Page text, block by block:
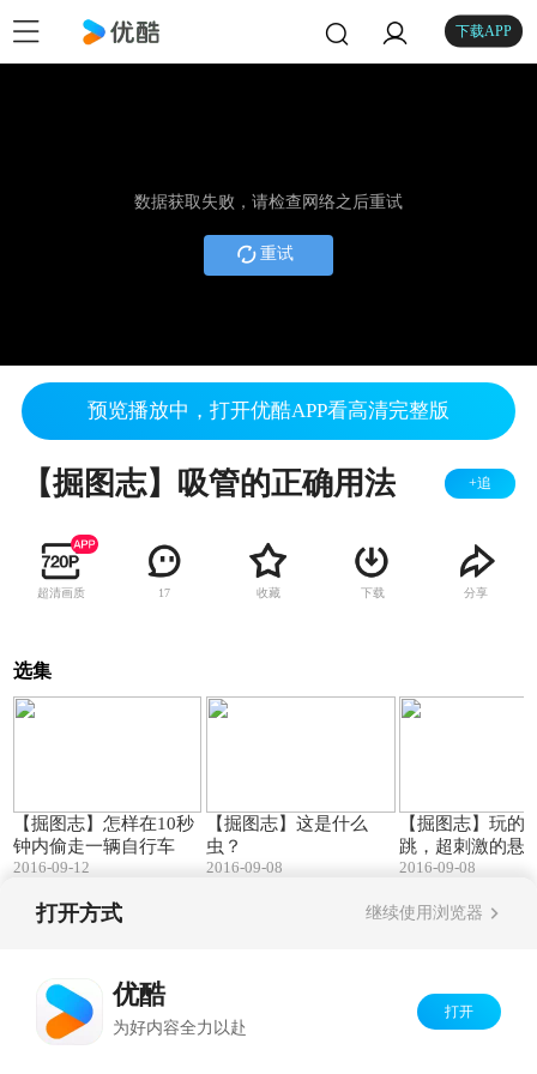
下载APP
数据获取失败，请检查网络之后重试
重试
预览播放中，打开优酷APP看高清完整版
【掘图志】吸管的正确用法 +追
超清画质 17 收藏 下载 分享
选集
【掘图志】怎样在10秒
钟内偷走一辆自行车
2016-09-12
【掘图志】这是什么
虫？
2016-09-08
【掘图志】玩的
跳，超刺激的悬
2016-09-08
打开方式 继续使用浏览器
优酷
为好内容全力以赴
打开